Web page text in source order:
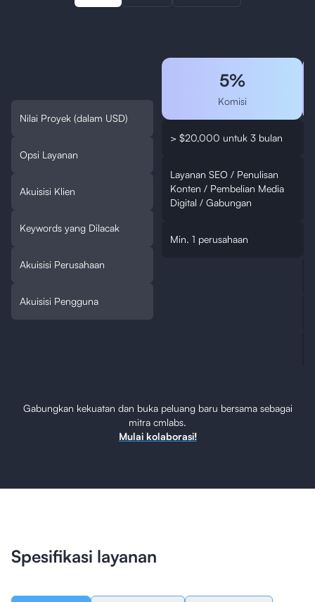
Nilai Proyek (dalam USD)
Opsi Layanan
Akuisisi Klien
Keywords yang Dilacak
Akuisisi Perusahaan
Akuisisi Pengguna
5%
Komisi
> $20,000 untuk 3 bulan
Layanan SEO / Penulisan
Konten / Pembelian Media
Digital / Gabungan
Min. 1 perusahaan
Gabungkan kekuatan dan buka peluang baru bersama sebagai
mitra cmlabs.
Mulai kolaborasi!
Spesifikasi layanan